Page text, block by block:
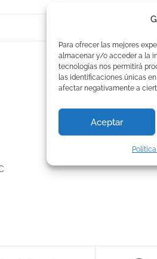
Para ofrecer las mejores
almacenar y/o acceder a la
tecnologías nos permitirá
las identificaciones únicas
afectar negativamente a
Aceptar